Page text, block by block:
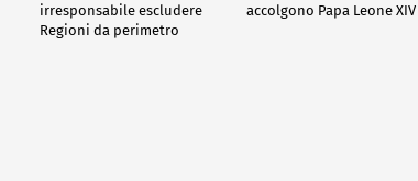
irresponsabile escludere
Regioni da perimetro
accolgono Papa Leone XIV